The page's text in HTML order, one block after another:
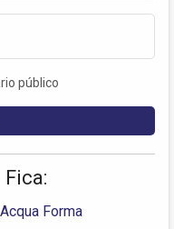
público
Forma